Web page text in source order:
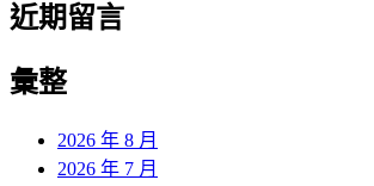
近期留言
彙整
2026 年 8 月
2026 年 7 月